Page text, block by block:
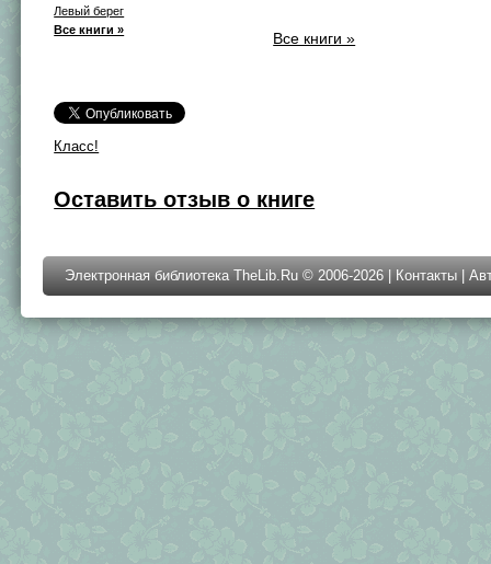
Левый берег
Все книги »
Класс!
Все книги »
Оставить отзыв о книге
Электронная библиотека TheLib.Ru © 2006-2026 | Контакты |